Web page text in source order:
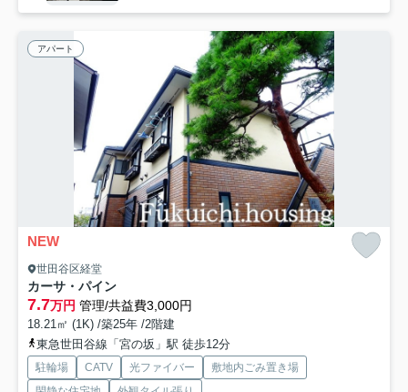
アパート
NEW
世田谷区経堂
カーサ・パイン
7.7万円 管理/共益費3,000円
18.21㎡ (1K) /築25年 /2階建
東急世田谷線「宮の坂」駅 徒歩12分
駐輪場 CATV 光ファイバー
敷地内ごみ置き場